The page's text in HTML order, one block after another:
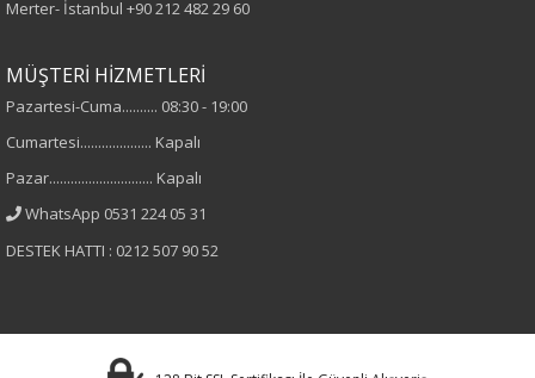
Düz
Kumaş
%100 Polyester
Cinsiyet
Kadın
Merter- İstanbul +90 212 482 29 60
MÜŞTERİ HİZMETLERİ
Pazartesi-Cuma.......... 08:30 - 19:00
Cumartesi.................... Kapalı
Pazar............................. Kapalı
WhatsApp 0531 224 05 31
DESTEK HATTI : 0212 507 90 52